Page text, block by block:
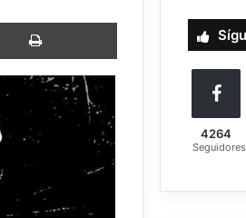
Imprimir
4264
Seguidores